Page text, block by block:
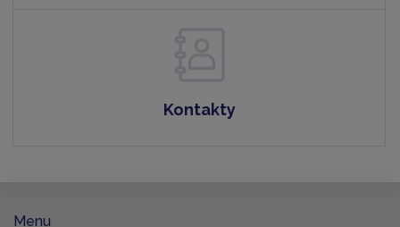
Kontakty
Menu